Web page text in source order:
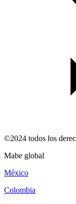
©2024 todos los
mabe global
méxico
colombia